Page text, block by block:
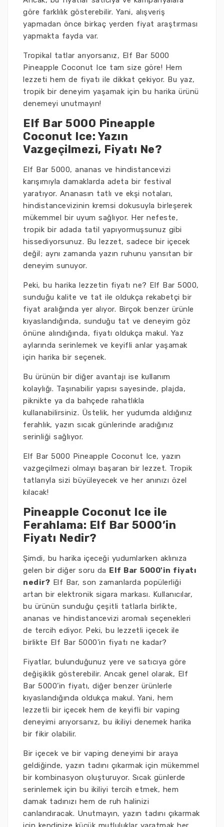
göre farklılık gösterebilir. Yani, alışveriş
yapmadan önce birkaç yerden fiyat araştırması
yapmakta fayda var.
Tropikal tatlar arıyorsanız, Elf Bar 5000
Pineapple Coconut Ice tam size göre! Hem
lezzeti hem de fiyatı ile dikkat çekiyor. Bu yaz,
tropik bir deneyim yaşamak için bu harika ürünü
denemeyi unutmayın!
Elf Bar 5000 Pineapple
Coconut Ice: Yazın
Vazgeçilmezi, Fiyatı Ne?
Elf Bar 5000, ananas ve hindistancevizi
karışımıyla damaklarda adeta bir festival
yaratıyor. Ananasın tatlı ve ekşi notaları,
hindistancevizinin kremsi dokusuyla birleşerek
mükemmel bir uyum sağlıyor. Her nefeste,
tropik bir adada tatil yapıyormuşsunuz gibi
hissediyorsunuz. Bu lezzet, sadece bir içecek
değil; aynı zamanda yazın ruhunu yansıtan bir
deneyim sunuyor.
Peki, bu harika lezzetin fiyatı ne? Elf Bar 5000,
sunduğu kalite ve tat ile oldukça rekabetçi bir
fiyat aralığında yer alıyor. Birçok benzer ürünle
kıyaslandığında, sunduğu tat ve deneyim göz
önüne alındığında, fiyatı oldukça makul. Yaz
aylarında serinlemek ve keyifli anlar yaşamak
için harika bir seçenek.
Bu ürünün bir diğer avantajı ise kullanım
kolaylığı. Taşınabilir yapısı sayesinde, plajda,
piknikte ya da bahçede rahatlıkla
kullanabilirsiniz. Üstelik, her yudumda aldığınız
ferahlık, yazın sıcak günlerinde aradığınız
serinliği sağlıyor.
Elf Bar 5000 Pineapple Coconut Ice, yazın
vazgeçilmezi olmayı başaran bir lezzet. Tropik
tatlarıyla sizi büyüleyecek ve her anınızı özel
kılacak!
Pineapple Coconut Ice ile
Ferahlama: Elf Bar 5000’in
Fiyatı Nedir?
Şimdi, bu harika içeceği yudumlarken aklınıza
gelen bir diğer soru da Elf Bar 5000'in fiyatı
nedir? Elf Bar, son zamanlarda popülerliği
artan bir elektronik sigara markası. Kullanıcılar,
bu ürünün sunduğu çeşitli tatlarla birlikte,
ananas ve hindistancevizi aromalı seçenekleri
de tercih ediyor. Peki, bu lezzetli içecek ile
birlikte Elf Bar 5000'in fiyatı ne kadar?
Fiyatlar, bulunduğunuz yere ve satıcıya göre
değişiklik gösterebilir. Ancak genel olarak, Elf
Bar 5000’in fiyatı, diğer benzer ürünlerle
kıyaslandığında oldukça makul. Yani, hem
lezzetli bir içecek hem de keyifli bir vaping
deneyimi arıyorsanız, bu ikiliyi denemek harika
bir fikir olabilir.
Bir içecek ve bir vaping deneyimi bir araya
geldiğinde, yazın tadını çıkarmak için mükemmel
bir kombinasyon oluşturuyor. Sıcak günlerde
serinlemek için bu ikiliyi tercih etmek, hem
damak tadınızı hem de ruh halinizi
canlandıracak. Unutmayın, yazın tadını çıkarmak